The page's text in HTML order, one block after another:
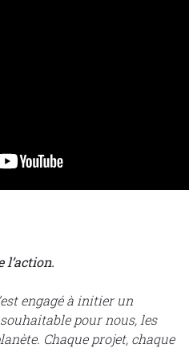
l’action.
engagé à initier un
pour nous, les
Chaque projet, chaque